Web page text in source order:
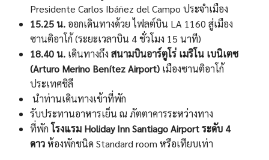
Presidente Carlos Ibáñez del Campo ประจำเมือง
15.25 น. ออกเดินทางด้วย ไฟลต์บิน LA 1160 สู่เมือง
ซานติอาโก้ (ระยะเวลาบิน 4 ชั่วโมง 15 นาที)
18.40 น. เดินทางถึง สนามบินอาร์ตูโร่ เมริโน เบนิเตซ
(Arturo Merino Benítez Airport) เมืองซานติอาโก้
ประเทศชิลี
นำท่านเดินทางเข้าที่พัก
รับประทานอาหารเย็น ณ ภัตตาคารระหว่างทาง
ที่พัก โรงแรม Holiday Inn Santiago Airport ระดับ 4
ดาวห้องพักชนิด Standard room หรือเทียบเท่า